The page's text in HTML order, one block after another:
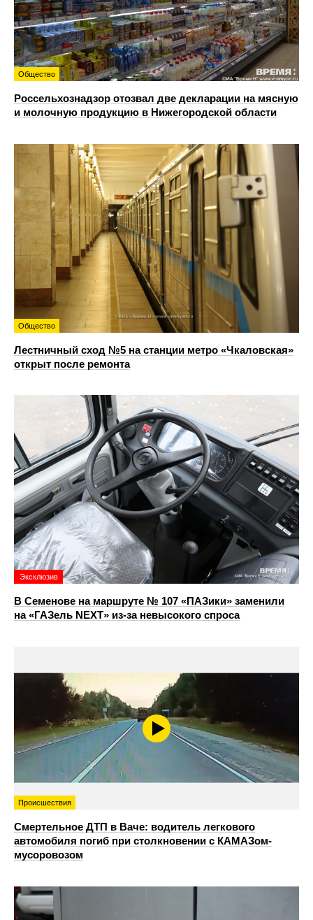
Общество
Россельхознадзор отозвал две декларации на мясную
и молочную продукцию в Нижегородской области
Общество
Лестничный сход №5 на станции метро «Чкаловская»
открыт после ремонта
Эксклюзив
В Семенове на маршруте № 107 «ПАЗики» заменили
на «ГАЗель NEXT» из‑за невысокого спроса
Происшествия
Смертельное ДТП в Ваче: водитель легкового
автомобиля погиб при столкновении с КАМАЗом-
мусоровозом